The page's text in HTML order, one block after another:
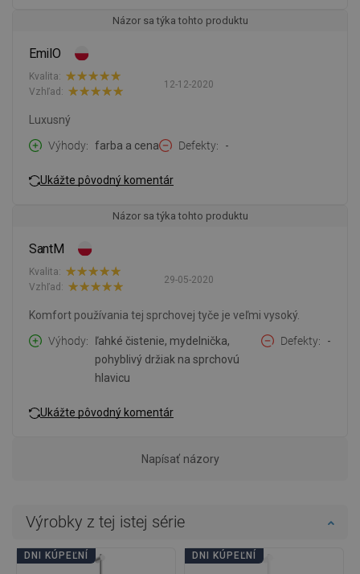
Názor sa týka tohto produktu
EmilO
12-12-2020
Kvalita:
Vzhľad:
Luxusný
Výhody
farba a cena Defekty -
Ukážte pôvodný komentár
Názor sa týka tohto produktu
SantM
29-05-2020
Kvalita:
Vzhľad:
Komfort používania tej sprchovej tyče je veľmi vysoký.
Výhody
ľahké čistenie, mydelnička,
pohyblivý držiak na sprchovú
hlavicu
Defekty -
Ukážte pôvodný komentár
Napísať názory
Výrobky z tej istej série
DNI KÚPEĽNÍ DNI KÚPEĽNÍ